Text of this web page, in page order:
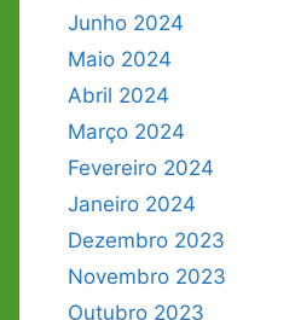
Junho 2024
Maio 2024
Abril 2024
Março 2024
Fevereiro 2024
Janeiro 2024
Dezembro 2023
Novembro 2023
Outubro 2023